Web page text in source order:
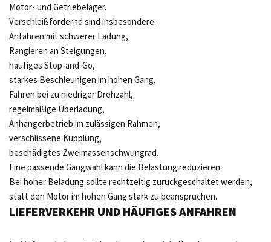
Motor- und Getriebelager.
Verschleißfördernd sind insbesondere:
Anfahren mit schwerer Ladung,
Rangieren an Steigungen,
häufiges Stop-and-Go,
starkes Beschleunigen im hohen Gang,
Fahren bei zu niedriger Drehzahl,
regelmäßige Überladung,
Anhängerbetrieb im zulässigen Rahmen,
verschlissene Kupplung,
beschädigtes Zweimassenschwungrad.
Eine passende Gangwahl kann die Belastung reduzieren.
Bei hoher Beladung sollte rechtzeitig zurückgeschaltet werden,
statt den Motor im hohen Gang stark zu beanspruchen.
LIEFERVERKEHR UND HÄUFIGES ANFAHREN